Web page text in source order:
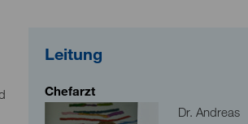
Leitung
Chefarzt
Dr. Andreas